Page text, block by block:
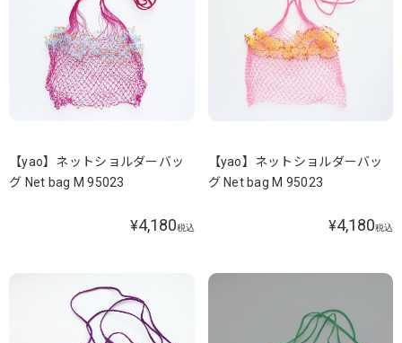
【yao】ネットショルダーバッ
グ Net bag M 95023
¥4,180税込
【yao】ネットショルダーバッ
グ Net bag M 95023
¥4,180税込